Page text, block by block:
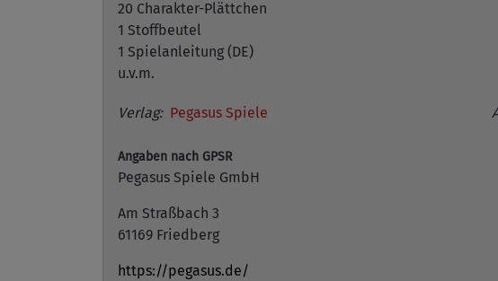
20 Charakter-Plättchen
1 Stoffbeutel
1 Spielanleitung (DE)
u.v.m.
Verlag: Pegasus Spiele
Angaben nach GPSR
Pegasus Spiele GmbH
Am Straßbach 3
61169 Friedberg
https://pegasus.de/